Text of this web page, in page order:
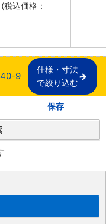
(税込価格：
9
仕様・寸法
で絞り込む
保存